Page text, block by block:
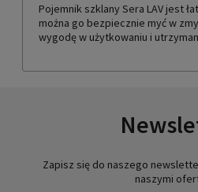
Pojemnik szklany Sera LAV jest
można go bezpiecznie myć w
wygodę w użytkowaniu i
Zapisz się do naszego
naszymi